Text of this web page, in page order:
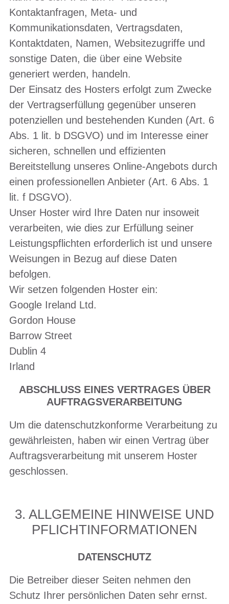
Kontaktanfragen, Meta- und
Kommunikationsdaten, Vertragsdaten,
Kontaktdaten, Namen, Websitezugriffe und
sonstige Daten, die über eine Website
generiert werden, handeln.
Der Einsatz des Hosters erfolgt zum Zwecke
der Vertragserfüllung gegenüber unseren
potenziellen und bestehenden Kunden (Art. 6
Abs. 1 lit. b DSGVO) und im Interesse einer
sicheren, schnellen und effizienten
Bereitstellung unseres Online-Angebots durch
einen professionellen Anbieter (Art. 6 Abs. 1
lit. f DSGVO).
Unser Hoster wird Ihre Daten nur insoweit
verarbeiten, wie dies zur Erfüllung seiner
Leistungspflichten erforderlich ist und unsere
Weisungen in Bezug auf diese Daten
befolgen.
Wir setzen folgenden Hoster ein:
Google Ireland Ltd.
Gordon House
Barrow Street
Dublin 4
Irland
ABSCHLUSS EINES VERTRAGES ÜBER
AUFTRAGSVERARBEITUNG
Um die datenschutzkonforme Verarbeitung zu
gewährleisten, haben wir einen Vertrag über
Auftragsverarbeitung mit unserem Hoster
geschlossen.
3. ALLGEMEINE HINWEISE UND
PFLICHTINFORMATIONEN
DATENSCHUTZ
Die Betreiber dieser Seiten nehmen den
Schutz Ihrer persönlichen Daten sehr ernst.